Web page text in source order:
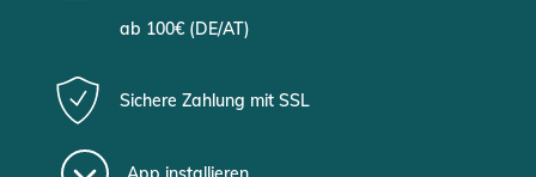
ab 100€ (DE/AT)
Sichere Zahlung mit SSL